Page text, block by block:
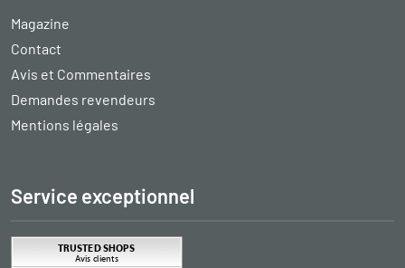
Magazine
Contact
Avis et Commentaires
Demandes revendeurs
Mentions légales
Service exceptionnel